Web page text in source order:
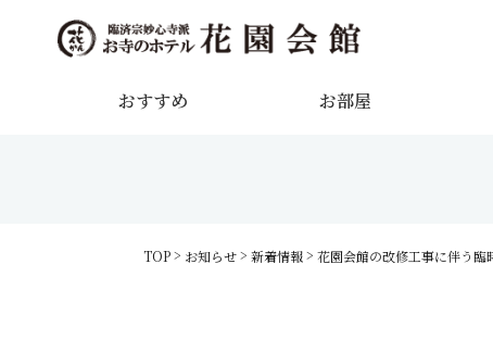
おすすめ お部屋
TOP お知らせ 新着情報 花園会館の改修工事に伴う臨